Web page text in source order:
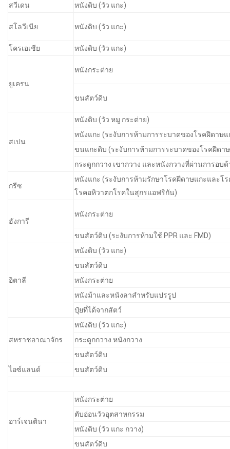
สวีเดน
หนังดิบ (วัว แกะ)
สโลวีเนีย หนังดิบ (วัว แกะ)
โครเอเชีย หนังดิบ (วัว แกะ)
ยูเครน
หนังกระต่าย
ขนสัตว์ดิบ
สเปน
หนังดิบ (วัว หมู กระต่าย)
หนังแกะ (ระงับการห้ามการระบาดของโรคฝีดาษ
ขนแกะดิบ (ระงับการห้ามการระบาดของโรคฝีดา
กระดูกกวาง เขากวาง และหนังกวางที่ผ่านการอบ
กรีซ
หนังแกะ (ระงับการห้ามรักษาโรคฝีดาษแกะและโ
โรคอหิวาตกโรคในสุกรแอฟริกัน)
ฮังการี
หนังกระต่าย
ขนสัตว์ดิบ (ระงับการห้ามใช้ PPR และ FMD)
อิตาลี
หนังดิบ (วัว แกะ)
ขนสัตว์ดิบ
หนังกระต่าย
หนังม้าและหนังลาสำหรับแปรรูป
ปุ๋ยที่ได้จากสัตว์
สหราชอาณาจักร
หนังดิบ (วัว แกะ)
กระดูกกวาง หนังกวาง
ขนสัตว์ดิบ
ไอซ์แลนด์
ขนสัตว์ดิบ
อาร์เจนตินา
หนังกระต่าย
ตับอ่อนวัวอุตสาหกรรม
หนังดิบ (วัว แกะ กวาง)
ขนสัตว์ดิบ